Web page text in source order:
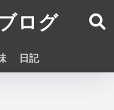
ログ
日記